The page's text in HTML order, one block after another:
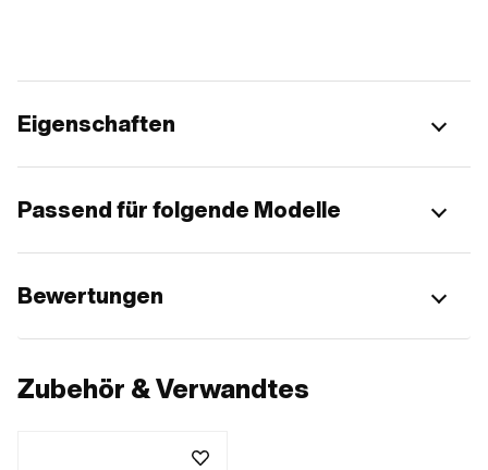
Eigenschaften
Passend für folgende Modelle
Bewertungen
Zubehör & Verwandtes